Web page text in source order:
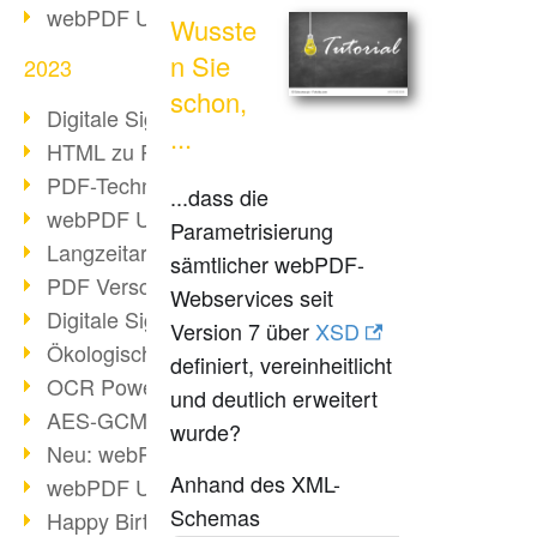
webPDF Update 9.0.0.3264
2023
Digitale Signatur in PDF
HTML zu PDF
PDF-Techniken für Barrierefreiheit
webPDF Update 9.0.0.3149
Langzeitarchivierung mit PDF/A
PDF Verschlüsselung
Digitale Signaturen
Ökologischen Abdruck reduzieren
OCR Power für Profis
AES-GCM-Unterstützung (PDF 2.0)
Neu: webPDF Developer Hub
webPDF Update 9.0.0.2898
Happy Birthday, PDF!
Wusste
n Sie
schon,
...
...dass die
Parametrisierung
sämtlicher webPDF-
Webservices seit
Version 7 über XSD
definiert, vereinheitlicht
und deutlich erweitert
wurde?
Anhand des XML-
Schemas